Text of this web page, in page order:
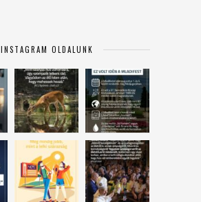
INSTAGRAM OLDALUNK